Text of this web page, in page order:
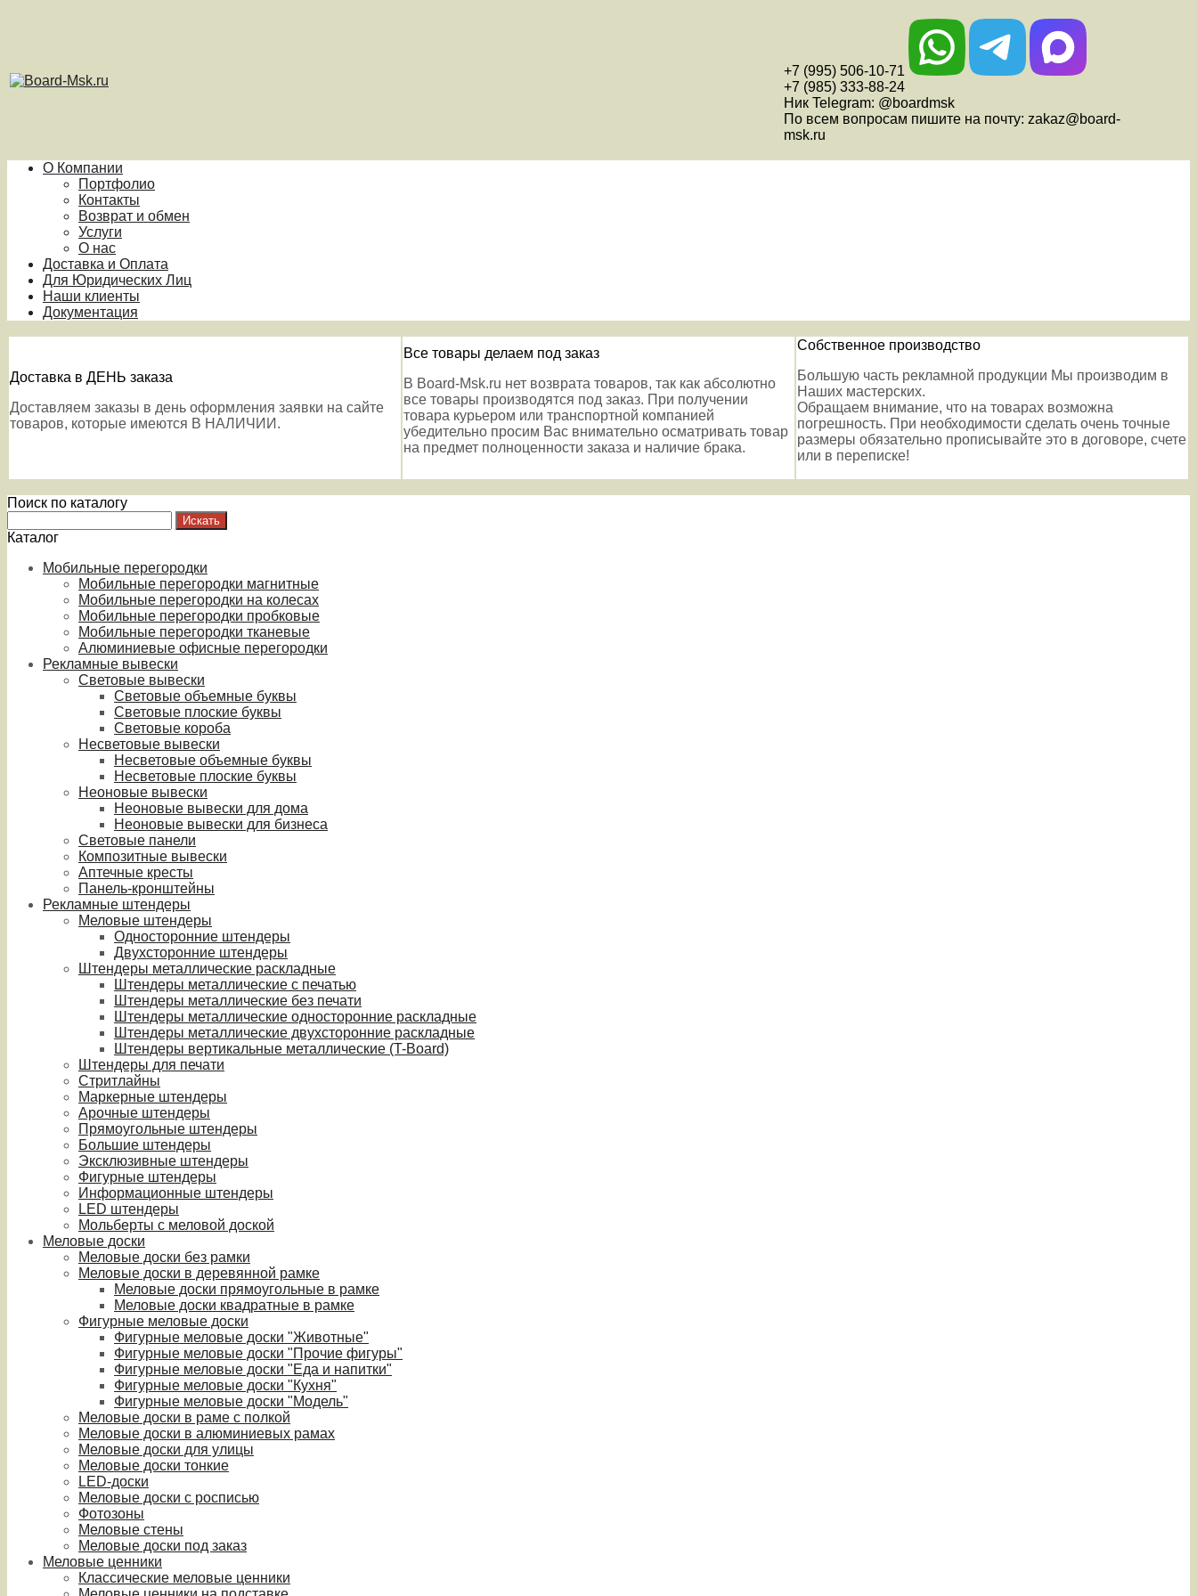
+7 (995) 506-10-71
+7 (985) 333-88-24
Ник Telegram: @boardmsk
По всем вопросам пишите на почту: zakaz@board-
msk.ru
О Компании
Портфолио
Контакты
Возврат и обмен
Услуги
О нас
Доставка и Оплата
Для Юридических Лиц
Наши клиенты
Документация
Доставка в ДЕНЬ заказа
Доставляем заказы в день оформления заявки на сайте
товаров, которые имеются В НАЛИЧИИ.
Все товары делаем под заказ
В Board-Msk.ru нет возврата товаров, так как абсолютно
все товары производятся под заказ. При получении
товара курьером или транспортной компанией
убедительно просим Вас внимательно осматривать товар
на предмет полноценности заказа и наличие брака.
Собственное производство
Большую часть рекламной продукции Мы производим в
Наших мастерских.
Обращаем внимание, что на товарах возможна
погрешность. При необходимости сделать очень точные
размеры обязательно прописывайте это в договоре, счете
или в переписке!
Поиск по каталогу
Каталог
Мобильные перегородки
Мобильные перегородки магнитные
Мобильные перегородки на колесах
Мобильные перегородки пробковые
Мобильные перегородки тканевые
Алюминиевые офисные перегородки
Рекламные вывески
Световые вывески
Световые объемные буквы
Световые плоские буквы
Световые короба
Несветовые вывески
Несветовые объемные буквы
Несветовые плоские буквы
Неоновые вывески
Неоновые вывески для дома
Неоновые вывески для бизнеса
Световые панели
Композитные вывески
Аптечные кресты
Панель-кронштейны
Рекламные штендеры
Меловые штендеры
Односторонние штендеры
Двухсторонние штендеры
Штендеры металлические раскладные
Штендеры металлические с печатью
Штендеры металлические без печати
Штендеры металлические односторонние раскладные
Штендеры металлические двухсторонние раскладные
Штендеры вертикальные металлические (T-Board)
Штендеры для печати
Стритлайны
Маркерные штендеры
Арочные штендеры
Прямоугольные штендеры
Большие штендеры
Эксклюзивные штендеры
Фигурные штендеры
Информационные штендеры
LED штендеры
Мольберты с меловой доской
Меловые доски
Меловые доски без рамки
Меловые доски в деревянной рамке
Меловые доски прямоугольные в рамке
Меловые доски квадратные в рамке
Фигурные меловые доски
Фигурные меловые доски "Животные"
Фигурные меловые доски "Прочие фигуры"
Фигурные меловые доски "Еда и напитки"
Фигурные меловые доски "Кухня"
Фигурные меловые доски "Модель"
Меловые доски в раме с полкой
Меловые доски в алюминиевых рамах
Меловые доски для улицы
Меловые доски тонкие
LED-доски
Меловые доски с росписью
Фотозоны
Меловые стены
Меловые доски под заказ
Меловые ценники
Классические меловые ценники